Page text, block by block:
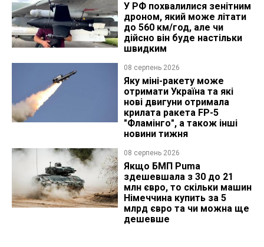
У РФ похвалилися зенітним
дроном, який може літати
до 560 км/год, але чи
дійсно він буде настільки
швидким
08 серпень 2026
Яку міні-ракету може
отримати Україна та які
нові двигуни отримала
крилата ракета FP-5
"Фламінго", а також інші
новини тижня
08 серпень 2026
Якщо БМП Puma
здешевшала з 30 до 21
млн євро, то скільки машин
Німеччина купить за 5
млрд євро та чи можна ще
дешевше